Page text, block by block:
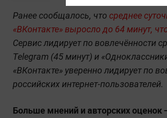
Ранее сообщалось, что среднее
«ВКонтакте» выросло до 64 минут,
Сервис лидирует по вовлечённости
Telegram (45 минут) и
«ВКонтакте» уверенно лидирует по
российских интернет-пользователей.
Больше мнений и авторских оценок